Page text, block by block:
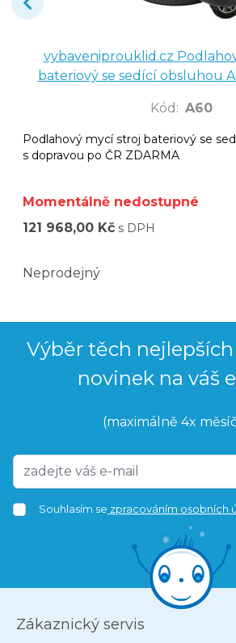
vybaveniprouklid.cz
bateriový se sedící obsluhou
Kód : A60
Podlahový mycí stroj bateriový se
s dopravou po ČR ZDARMA
Momentálně nedostupné
121 968,00 Kč s DPH
Neprodejný
Výběr těch nejlepších
novinek na váš
(maximálně 4x
Souhlasím se zpracováním osobních
Zákaznický servis